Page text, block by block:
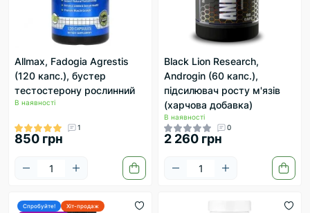
Allmax, Fadogia Agrestis
(120 капс.), бустер
тестостерону рослинний
В наявності
1
850 грн
Black Lion Research,
Androgin (60 капс.),
підсилювач росту м'язів
(харчова добавка)
В наявності
0
2 260 грн
Спробуйте!
Хіт-продаж